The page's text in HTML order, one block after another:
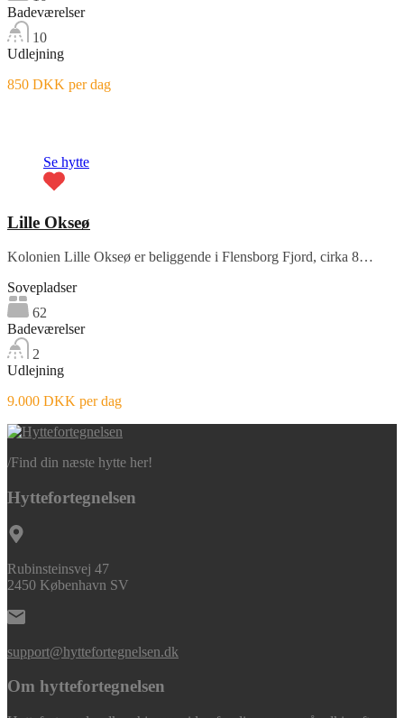
Badeværelser
10
Udlejning
850 DKK per dag
Se hytte
Lille Okseø
Kolonien Lille Okseø er beliggende i Flensborg Fjord, cirka 8…
Sovepladser
62
Badeværelser
2
Udlejning
9.000 DKK per dag
/Find din næste hytte her!
Hyttefortegnelsen
Rubinsteinsvej 47
2450 København SV
support@hyttefortegnelsen.dk
Om hyttefortegnelsen